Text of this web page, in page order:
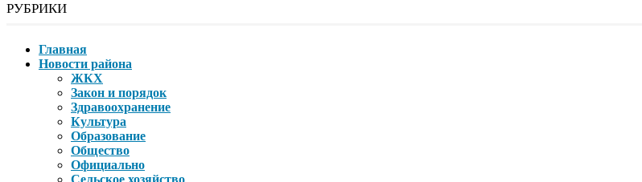
РУБРИКИ
Главная
Новости района
ЖКХ
Закон и порядок
Здравоохранение
Культура
Образование
Общество
Официально